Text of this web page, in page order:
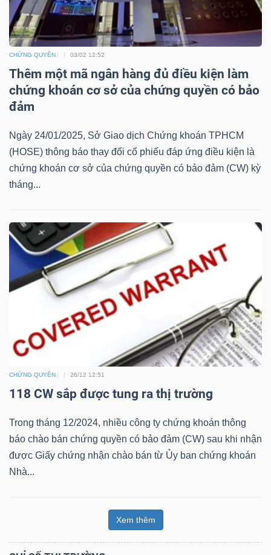
CHỨNG QUYỀN 03/02 12:52
Thêm một mã ngân hàng đủ điều kiện làm
chứng khoán cơ sở của chứng quyền có bảo
đảm
Ngày 24/01/2025, Sở Giao dịch Chứng khoán TPHCM
(HOSE) thông báo thay đổi cổ phiếu đáp ứng điều kiện là
chứng khoán cơ sở của chứng quyền có bảo đảm (CW) kỳ
tháng...
CHỨNG QUYỀN 26/12 12:51
118 CW sắp được tung ra thị trường
Trong tháng 12/2024, nhiều công ty chứng khoán thông
báo chào bán chứng quyền có bảo đảm (CW) sau khi nhận
được Giấy chứng nhận chào bán từ Ủy ban chứng khoán
Nhà...
Xem thêm
ĐỘNG
SẢN
chứng
khoán
(-)
Tất cả Cổ phiếu Chỉ số Chứng chỉ quỹ Chứng
Lãnh
đạo
Tất cả Người nội bộ Người liên quan Cổ đông lớn
Tin
tức
Bài
viết
của
tác
(-)
Báo